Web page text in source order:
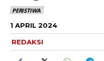
PERISTIWA
1 APRIL 2024
REDAKSI